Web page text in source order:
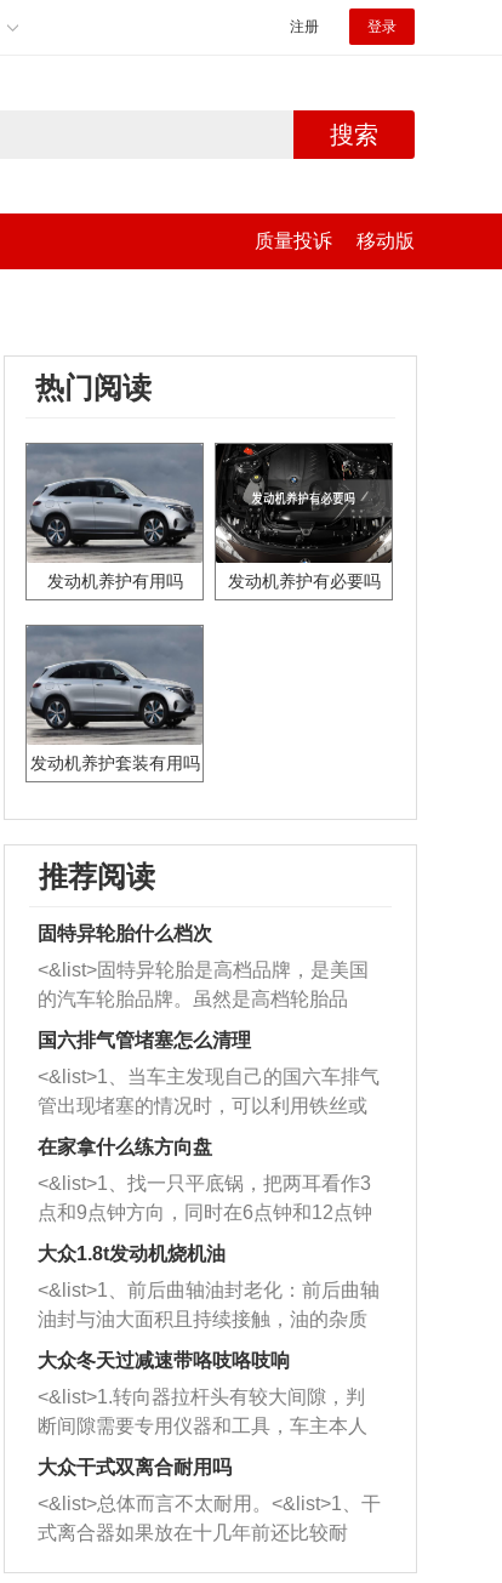
注册 登录
搜索
质量投诉 移动版
热门阅读
发动机养护有用吗 发动机养护有必要吗
发动机养护套装有用吗
推荐阅读
固特异轮胎什么档次
<&list>固特异轮胎是高档品牌，是美国
的汽车轮胎品牌。虽然是高档轮胎品
牌，但是中高低端的轮胎都有生产，这
也是为了更好的开拓市场。
国六排气管堵塞怎么清理
<&list>1、当车主发现自己的国六车排气
管出现堵塞的情况时，可以利用铁丝或
者是细棍，直接将杂物给取出来，如果
堵塞情况比较严重，也可以采取应急措
施。 <&list>2、直接利用木棍将所有的
杂物推到排气管里面的位置处，然后将
三元催化器拆解开，就可以将堵塞的东
西取出来。但如果是因为积碳过多引起
的堵塞，就需要将三元催化器泡在草酸
洗剂对堵塞的情况得到解决，将清洗剂
放在燃油箱中，与燃油混合后，车辆启
动时，就可以和汽油一起进入到燃烧
室，最后形成废气排出，就可以让三元
催化器得到清洗，排气管堵塞的情况就
能够得到解决。
在家拿什么练方向盘
<&list>1、找一只平底锅，把两耳看作3
点和9点钟方向，同时在6点钟和12点钟
方向做一个标记。 <&list>2、双手握住
一圈半的练习，往右同样也要打相同的
圈数。 <&list>3、最后强调要反复练
习，这样就可以形成肌肉记忆，在真实
驾驶车辆时，不需要记忆也能打好方
向。
大众1.8t发动机烧机油
<&list>1、前后曲轴油封老化：前后曲轴
油封与油大面积且持续接触，油的杂质
和发动机内持续温度变化使其密封效果
逐渐减弱，导致渗油或漏油。<&list>2、
活塞间隙过大：积碳会使活塞环与缸体
的间隙扩大，导致机油流入燃烧室中，
造成烧机油。<&list>3、机油粘度。使用
机油粘度过小的话，同样会有烧机油现
象，机油粘度过小具有很好的流动性，
大众冬天过减速带咯吱咯吱响
<&list>1.转向器拉杆头有较大间隙，判
断间隙需要专用仪器和工具，车主本人
无法制作，需要将车辆送到修理厂或4s
店；<&list>2.车辆半轴套管防尘罩破
裂，破裂后会出现漏油现象，使半轴磨
损严重，磨损的半轴容易损坏，产生异
响；<&list>3.稳定器的转向胶套和球头
大众干式双离合耐用吗
<&list>总体而言不太耐用。<&list>1、干
式离合器如果放在十几年前还比较耐